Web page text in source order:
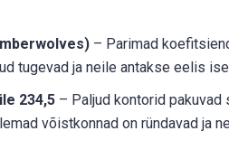
– Parimad
tugevad ja neile antakse eelis
234,5 – Paljud kontorid
võistkonnad on ründavad ja